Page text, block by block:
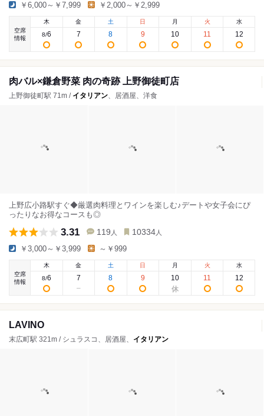
￥6,000～￥7,999 ￥2,000～￥2,999
空席
情報
木
8/6
金
7
土
8
日
9
月
10
火
11
水
12
肉バル×鎌倉野菜 肉の奇跡 上野御徒町店
上野御徒町駅 71m / イタリアン、居酒屋、洋食
上野広小路駅すぐ◆厳選肉料理とワインを楽しむ♪デートや女子会にぴ
ったりなお得なコースも◎
3.31 119 人 10334 人
￥3,000～￥3,999 ～￥999
空席
情報
木
8/6
金
7
土
8
日
9
月
10
火
11
水
12
LAVINO
末広町駅 321m / シュラスコ、居酒屋、 イタリアン